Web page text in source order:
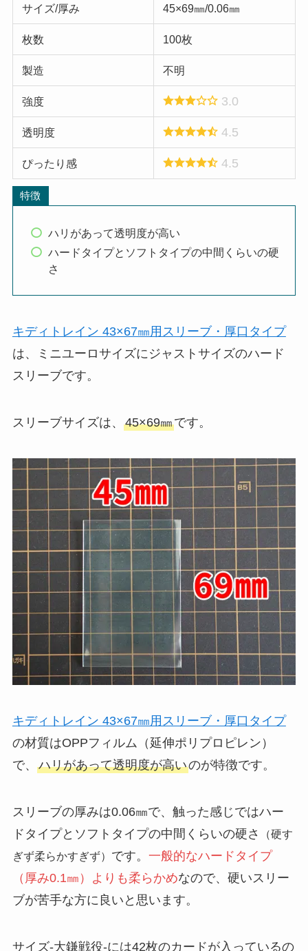
サイズ/厚み 45×69㎜/0.06㎜
枚数 100枚
製造 不明
強度 3.0
透明度 4.5
ぴったり感 4.5
特徴
ハリがあって透明度が高い
ハードタイプとソフトタイプの中間くらいの硬
さ
キディトレイン 43×67㎜用スリーブ・厚口タイプ
は、ミニユーロサイズにジャストサイズのハード
スリーブです。
スリーブサイズは、 45×69㎜です。
キディトレイン 43×67㎜用スリーブ・厚口タイプ
の材質はOPPフィルム（延伸ポリプロピレン）
で、 ハリがあって透明度が高いのが特徴です。
スリーブの厚みは0.06㎜で、触った感じではハー
ドタイプとソフトタイプの中間くらいの硬さ
（硬す
ぎず柔らかすぎず） です。 一般的なハードタイプ
（厚み0.1㎜）よりも柔らかめなので、硬いスリー
ブが苦手な方に良いと思います。
サイズ-大鎌戦役-には42枚のカードが入っているの